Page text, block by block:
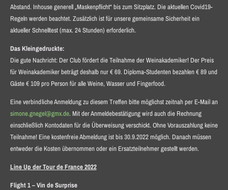
Abstand. Inhouse generell „Maskenpflicht“ bis zum Sitzplatz. Die aktuellen Covid19-
Regeln werden beachtet. Zusätzlich ist für unsere gemeinsame Sicherheit ein
aktueller Schnelltest (max. 24 Stunden) erforderlich.
Das Kleingedruckte:
Die gute Nachricht: Der Club fördert die Teilnahme der Weinakademiker! Der Preis
für Weinakademiker beträgt deshalb nur € 69. Diploma-Studenten bezahlen € 89 und
Gäste € 109 pro Person für alle Weine, Wasser und Fingerfood.
Eine verbindliche Anmeldung zu diesem Treffen bitte möglichst zeitnah per E-Mail an
simone.gnegel@gmx.de. Mit der Anmeldebestätigung wird auch die Rechnung
einschließlich Kontodaten für die Überweisung verschickt. Ohne Vorauszahlung keine
Teilnahme! Eine kostenfreie Abmeldung ist bis 30.9.2022 möglich. Danach müssen
entweder die Kosten übernommen oder ein Ersatzteilnehmer gestellt werden.
Line Up der Tour de France 2022
Flight 1 – Vin de Surprise